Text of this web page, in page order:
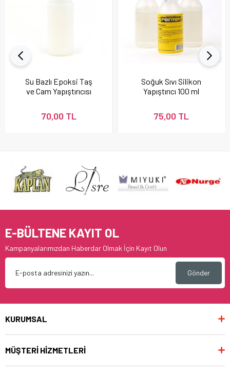
Su Bazlı Epoksi Taş
ve Cam Yapıştırıcısı
70,00 TL
Soğuk Sıvı Silikon
Yapıştırıcı 100 ml
75,00 TL
E-BÜLTENE KAYIT OL
Kampanyalarımızdan Haberdar Olmak İçin Kayıt Olun
Gönder
KURUMSAL
MÜŞTERİ HİZMETLERİ